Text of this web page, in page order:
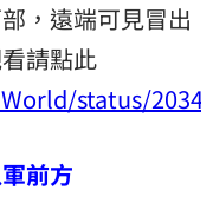
，遠端可見冒出
請點此
status/
前方